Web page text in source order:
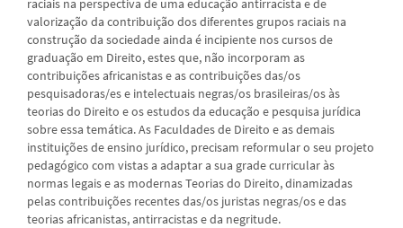
valorização da contribuição dos diferentes grupos raciais na
construção da sociedade ainda é incipiente nos cursos de
graduação em Direito, estes que, não incorporam as
contribuições africanistas e as contribuições das/os
pesquisadoras/es e intelectuais negras/os brasileiras/os às
teorias do Direito e os estudos da educação e pesquisa jurídica
sobre essa temática. As Faculdades de Direito e as demais
instituições de ensino jurídico, precisam reformular o seu projeto
pedagógico com vistas a adaptar a sua grade curricular às
normas legais e as modernas Teorias do Direito, dinamizadas
pelas contribuições recentes das/os juristas negras/os e das
teorias africanistas, antirracistas e da negritude.